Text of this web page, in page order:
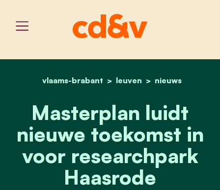
home
vlaams-brabant leuven nieuws
masterplan luidt nieuwe
Masterplan luidt
nieuwe toekomst in
voor researchpark
Haasrode